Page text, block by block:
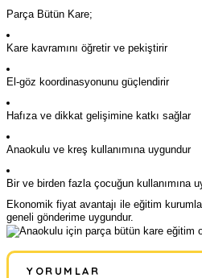
Parça Bütün Kare;
Kare kavramını öğretir ve pekiştirir
El-göz koordinasyonunu güçlendirir
Hafıza ve dikkat gelişimine katkı sağlar
Anaokulu ve kreş kullanımına uygundur
Bir ve birden fazla çocuğun kullanımına
Ekonomik fiyat avantajı ile eğitim
geneli gönderime uygundur.
YORUMLAR